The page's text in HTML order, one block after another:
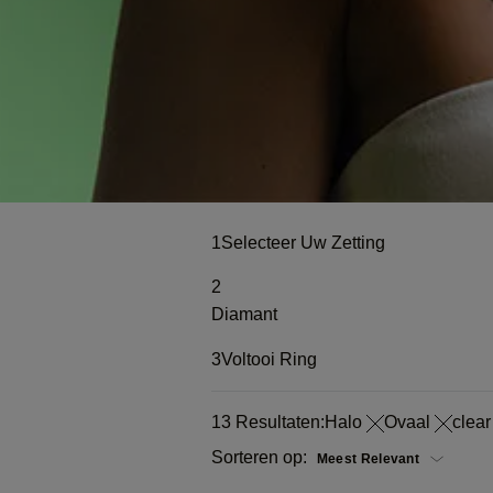
1Selecteer Uw Zetting
2
Diamant
3Voltooi Ring
13 Resultaten: Halo Ovaal
Sorteren op: